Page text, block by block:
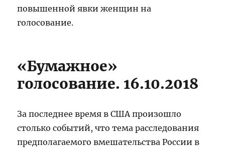
повышенной явки женщин на
голосование.
«Бумажное»
голосование. 16.10.2018
За последнее время в США произошло
столько событий, что тема расследования
предполагаемого вмешательства России в